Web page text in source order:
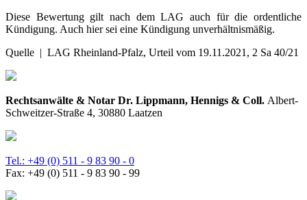
Diese Bewertung gilt nach dem LAG auch für die ordentliche
Kündigung. Auch hier sei eine Kündigung unverhältnismäßig.
Quelle | LAG Rheinland-Pfalz, Urteil vom 19.11.2021, 2 Sa 40/21
Rechtsanwälte & Notar Dr. Lippmann, Hennigs & Coll. Albert-
Schweitzer-Straße 4, 30880 Laatzen
Tel.: +49 (0) 511 - 9 83 90 - 0
Fax: +49 (0) 511 - 9 83 90 - 99